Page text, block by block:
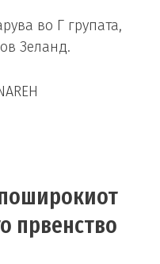
во Г групата,
Зеланд.
првенство